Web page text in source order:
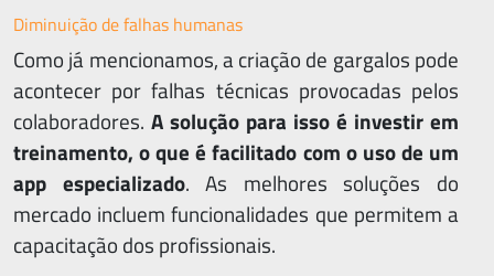
Diminuição de falhas humanas
Como já mencionamos, a criação de gargalos pode
acontecer por falhas técnicas provocadas pelos
colaboradores. A solução para isso é investir em
treinamento, o que é facilitado com o uso de um
app especializado. As melhores soluções do
mercado incluem funcionalidades que permitem a
capacitação dos profissionais.